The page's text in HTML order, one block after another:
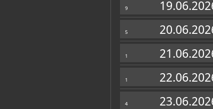
9
5
1
1
4